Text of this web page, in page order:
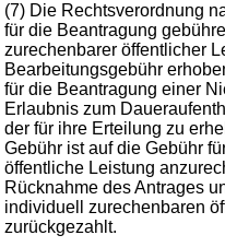
(7) Die Rechtsverordnung
für die Beantragung
zurechenbarer öffentlicher
Bearbeitungsgebühr
für die Beantragung einer
Erlaubnis zum
der für ihre Erteilung zu
Gebühr ist auf die Gebühr
öffentliche Leistung
Rücknahme des Antrages
individuell zurechenbaren
zurückgezahlt.